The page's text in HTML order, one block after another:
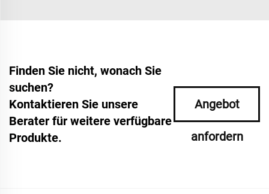
Finden Sie nicht, wonach Sie
suchen?
Kontaktieren Sie unsere
Berater für weitere verfügbare
Produkte.
Angebot
anfordern